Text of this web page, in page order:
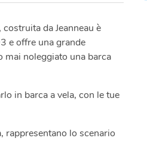
da Jeanneau è
e offre una grande
mai noleggiato una barca
in barca a vela, con le tue
rappresentano lo scenario